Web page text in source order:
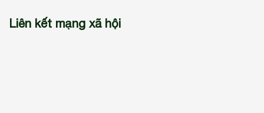
Liên kết mạng xã hội